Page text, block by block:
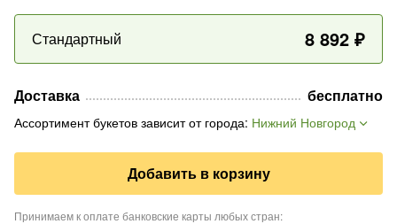
Стандартный 8 892 ₽
Доставка бесплатно
Ассортимент букетов зависит от города: Нижний Новгород
Добавить в корзину
Принимаем к оплате банковские карты любых стран: